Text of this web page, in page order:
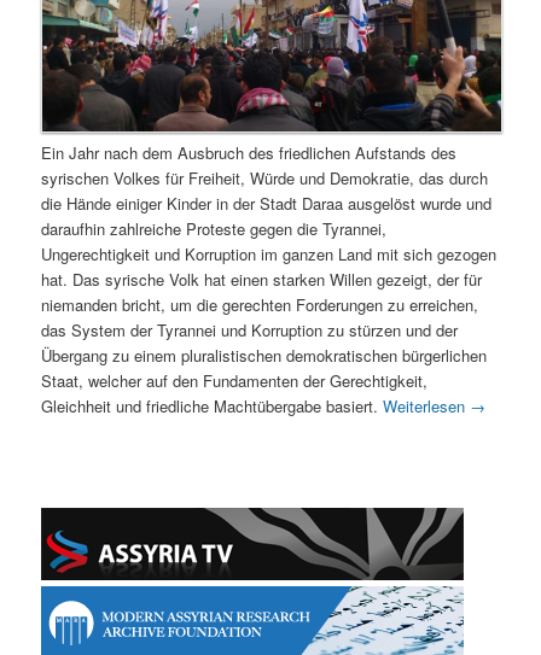
Ein Jahr nach dem Ausbruch des friedlichen Aufstands des
syrischen Volkes für Freiheit, Würde und Demokratie, das durch
die Hände einiger Kinder in der Stadt Daraa ausgelöst wurde und
daraufhin zahlreiche Proteste gegen die Tyrannei,
Ungerechtigkeit und Korruption im ganzen Land mit sich gezogen
hat. Das syrische Volk hat einen starken Willen gezeigt, der für
niemanden bricht, um die gerechten Forderungen zu erreichen,
das System der Tyrannei und Korruption zu stürzen und der
Übergang zu einem pluralistischen demokratischen bürgerlichen
Staat, welcher auf den Fundamenten der Gerechtigkeit,
Gleichheit und friedliche Machtübergabe basiert.Weiterlesen →